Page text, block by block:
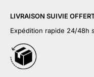
LIVRAISON SUIVIE
Expédition rapide 24/48h